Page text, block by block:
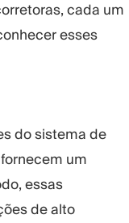
cada um
esses
do sistema de
um
essas
de alto